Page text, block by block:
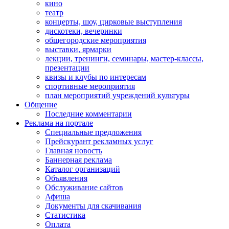
кино
театр
концерты, шоу, цирковые выступления
дискотеки, вечеринки
общегородские мероприятия
выставки, ярмарки
лекции, тренинги, семинары, мастер-классы,
презентации
квизы и клубы по интересам
спортивные мероприятия
план мероприятий учреждений культуры
Общение
Последние комментарии
Реклама на портале
Специальные предложения
Прейскурант рекламных услуг
Главная новость
Баннерная реклама
Каталог организаций
Объявления
Обслуживание сайтов
Афиша
Документы для скачивания
Статистика
Оплата